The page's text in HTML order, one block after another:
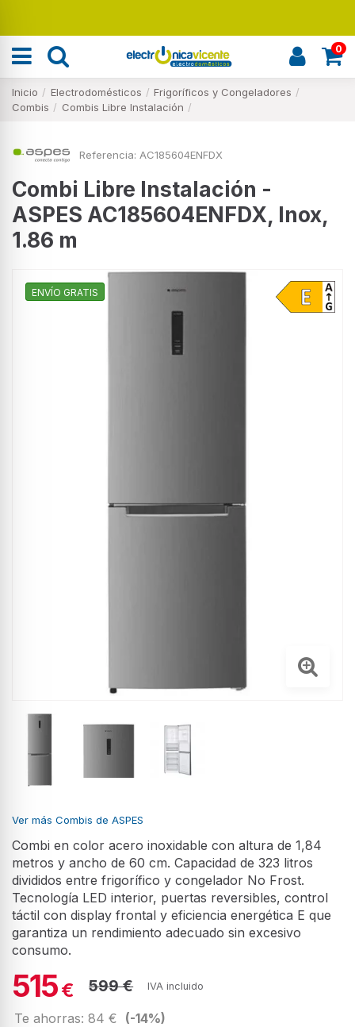
0
Inicio Electrodomésticos
Frigoríficos y Congeladores
Combis
Combis Libre Instalación
Referencia: AC185604ENFDX
Combi Libre Instalación -
ASPES AC185604ENFDX, Inox,
1.86 m
ENVÍO GRATIS
Ver más Combis de ASPES
Combi en color acero inoxidable con altura de 1,84
metros y ancho de 60 cm. Capacidad de 323 litros
divididos entre frigorífico y congelador No Frost.
Tecnología LED interior, puertas reversibles, control
táctil con display frontal y eficiencia energética E que
garantiza un rendimiento adecuado sin excesivo
consumo.
515€ 599 € IVA incluido
Te ahorras: 84 € (-14%)